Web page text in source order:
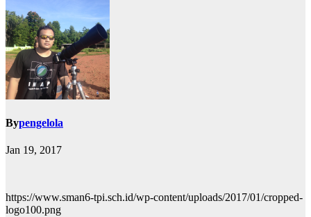
Bypengelola
Jan 19, 2017
https://www.sman6-tpi.sch.id/wp-content/uploads/2017/01/cropped-
logo100.png